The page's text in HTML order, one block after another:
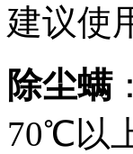
建议使
除尘螨
70℃以